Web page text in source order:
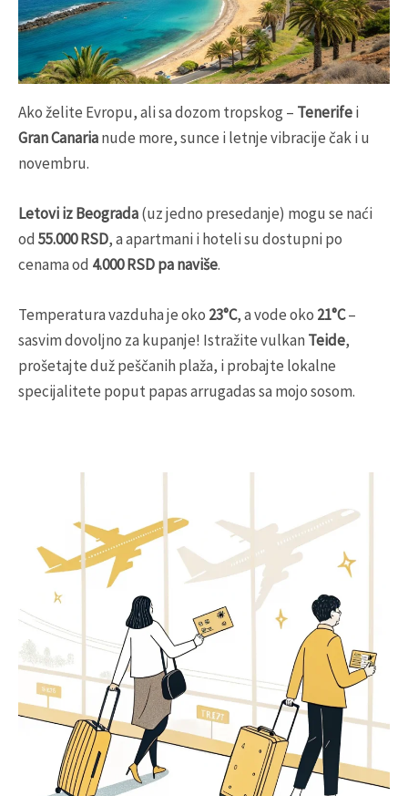
Ako želite Evropu, ali sa dozom tropskog – Tenerifei
Gran Canarianude more, sunce i letnje vibracije čak i u
novembru.
Letovi iz Beograda(uz jedno presedanje) mogu se naći
od 55.000 RSD, a apartmani i hoteli su dostupni po
cenama od 4.000 RSD pa naviše.
Temperatura vazduha je oko 23°C, a vode oko 21°C–
sasvim dovoljno za kupanje! Istražite vulkan Teide,
prošetajte duž peščanih plaža, i probajte lokalne
specijalitete poput papas arrugadas sa mojo sosom.